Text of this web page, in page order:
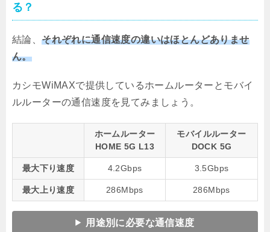
る？
結論、それぞれに通信速度の違いはほとんどありませ
ん。
カシモWiMAXで提供しているホームルーターとモバイ
ルルーターの通信速度を見てみましょう。
ホームルーター
HOME 5G L13
モバイルルーター
DOCK 5G
最大下り速度 4.2Gbps 3.5Gbps
最大上り速度 286Mbps 286Mbps
用途別に必要な通信速度